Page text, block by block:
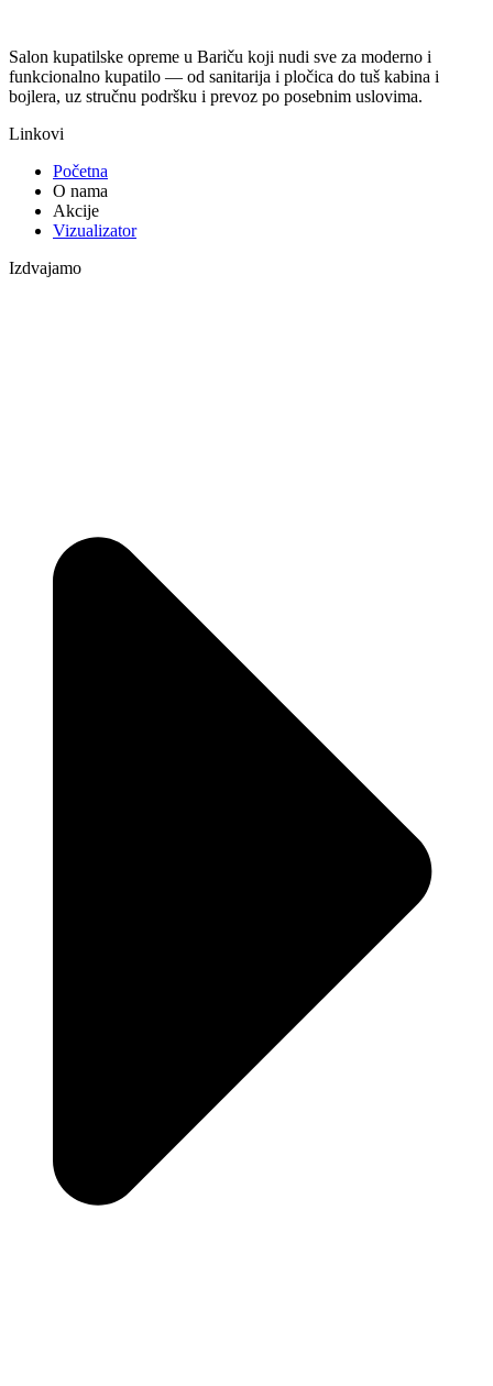
Salon kupatilske opreme u Bariču koji nudi sve za moderno i
funkcionalno kupatilo — od sanitarija i pločica do tuš kabina i
bojlera, uz stručnu podršku i prevoz po posebnim uslovima.
Linkovi
Početna
O nama
Akcije
Vizualizator
Izdvajamo